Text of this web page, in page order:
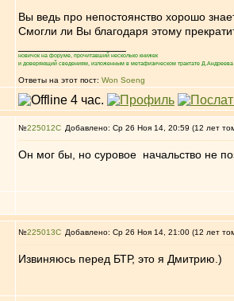
Вы ведь про непостоянство хорошо
Смогли ли Вы благодаря этому
новичок на форуме, прочитавший несколько книжек
и доверяющий сведениям, изложенным в метафизическом трактате
Ответы на этот пост: Won Soeng
№225012 Добавлено: Ср 26 Ноя 14, 20:59 (12 лет
Он мог бы, но суровое начальство не
№225013 Добавлено: Ср 26 Ноя 14, 21:00 (12 лет
Извиняюсь перед БТР, это я Дмитрию.)